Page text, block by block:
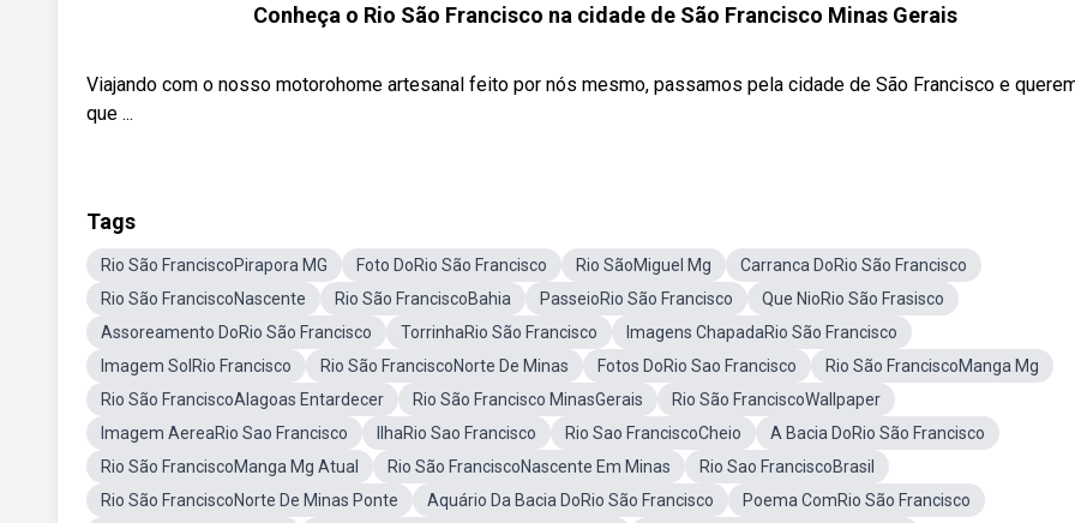
Conheça o Rio São Francisco na cidade de São Francisco Minas Gerais
Viajando com o nosso motorohome artesanal feito por nós mesmo, passamos pela cidade de São Francisco e
que ...
Tags
Rio São FranciscoPirapora MG Foto DoRio São Francisco Rio SãoMiguel Mg
Carranca DoRio São Francisco
Rio São FranciscoNascente
Rio São FranciscoBahia PasseioRio São Francisco
Que NioRio São Frasisco
Assoreamento DoRio São Francisco
TorrinhaRio São Francisco
Imagens ChapadaRio São Francisco
Imagem SolRio Francisco
Rio São FranciscoNorte De Minas Fotos DoRio Sao Francisco
Rio São FranciscoManga Mg
Rio São FranciscoAlagoas Entardecer
Rio São Francisco MinasGerais
Rio São FranciscoWallpaper
Imagem AereaRio Sao Francisco
IlhaRio Sao Francisco Rio Sao FranciscoCheio
A Bacia DoRio São Francisco
Rio São FranciscoManga Mg Atual
Rio São FranciscoNascente Em Minas
Rio Sao FranciscoBrasil
Rio São FranciscoNorte De Minas Ponte
Aquário Da Bacia DoRio São Francisco
Poema ComRio São Francisco